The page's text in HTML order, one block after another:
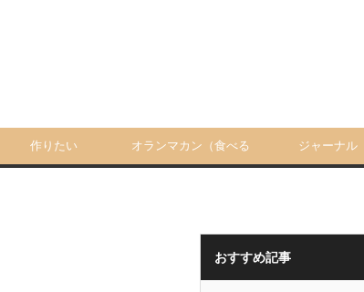
作りたい オランマカン（食べる ジャーナル
おすすめ記事